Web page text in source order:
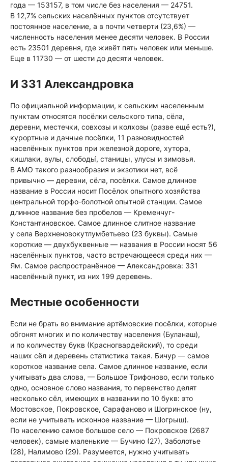
года — 153157, в том числе без населения — 24751.
В 12,7% сельских населённых пунктов отсутствует
постоянное население, а в почти четверти (23,6%) —
численность населения менее десяти человек. В России
есть 23501 деревня, где живёт пять человек или меньше.
Еще в 11730 — от шести до десяти человек.
И 331 Александровка
По официальной информации, к сельским населенным
пунктам относятся посёлки сельского типа, сёла,
деревни, местечки, совхозы и колхозы (разве ещё есть?),
курортные и дачные посёлки, 11 разновидностей
населённых пунктов при железной дороге, хутора,
кишлаки, аулы, слободы́, станицы, улусы и зимовья.
В АМО такого разнообразия и экзотики нет, всё
привычно — деревни, сёла, посёлки. Самое длинное
название в России носит Посёлок опытного хозяйства
центральной торфо-болотной опытной станции. Самое
длинное название без пробелов — Кременчуг-
Константиновское. Самое длинное слитное название
у села Верхненовокутлумбетьево (23 буквы). Самые
короткие — двухбуквенные — названия в России носят 56
населённых пунктов, часто встречающееся среди них —
Ям. Самое распространённое — Александровка: 331
населённый пункт, из них 199 деревень.
Местные особенности
Если не брать во внимание артёмовские посёлки, которые
обгонят многих и по количеству населения (Буланаш),
и по количеству букв (Красногвардейский), то среди
наших сёл и деревень статистика такая. Бичур — самое
короткое название села. Самое длинное название, если
учитывать два слова, — Большое Трифоново, если только
одно, основное слово названия, то первенство делят
несколько сёл, имеющих в названии по 10 букв: это
Мостовское, Покровское, Сарафаново и Шогринское (ну,
если не учитывать исконное название — Шогрыш).
По населению самое большое село — Покровское (2687
человек), самые маленькие — Бучино (27), Заболотье
(28), Налимово (29). Разумеется, нужно учитывать